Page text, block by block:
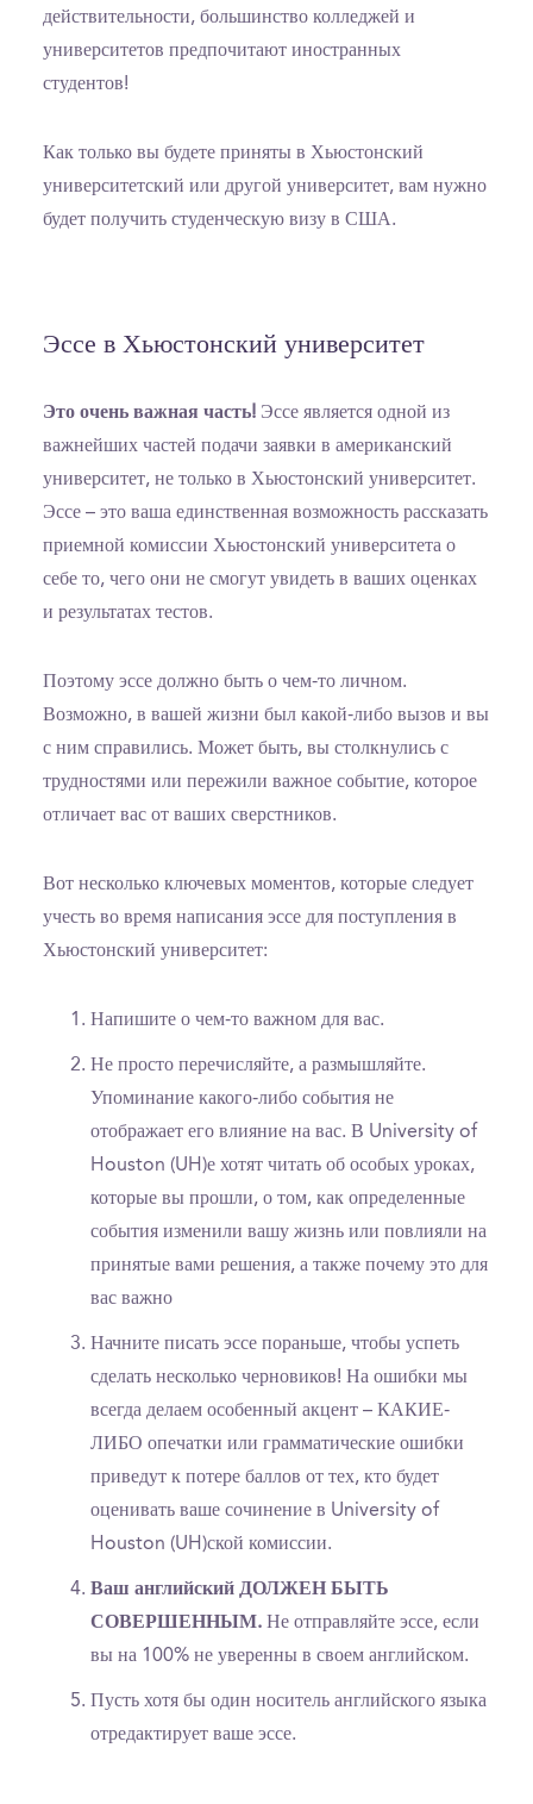
действительности, большинство колледжей и
университетов предпочитают иностранных
студентов!
Как только вы будете приняты в Хьюстонский
университетский или другой университет, вам нужно
будет получить студенческую визу в США.
Эссе в Хьюстонский университет
Это очень важная часть! Эссе является одной из
важнейших частей подачи заявки в американский
университет, не только в Хьюстонский университет.
Эссе – это ваша единственная возможность рассказать
приемной комиссии Хьюстонский университета о
себе то, чего они не смогут увидеть в ваших оценках
и результатах тестов.
Поэтому эссе должно быть о чем-то личном.
Возможно, в вашей жизни был какой-либо вызов и вы
с ним справились. Может быть, вы столкнулись с
трудностями или пережили важное событие, которое
отличает вас от ваших сверстников.
Вот несколько ключевых моментов, которые следует
учесть во время написания эссе для поступления в
Хьюстонский университет:
Напишите о чем-то важном для вас.
Не просто перечисляйте, а размышляйте.
Упоминание какого-либо события не
отображает его влияние на вас. В University of
Houston (UH)е хотят читать об особых уроках,
которые вы прошли, о том, как определенные
события изменили вашу жизнь или повлияли на
принятые вами решения, а также почему это для
вас важно
Начните писать эссе пораньше, чтобы успеть
сделать несколько черновиков! На ошибки мы
всегда делаем особенный акцент – КАКИЕ-
ЛИБО опечатки или грамматические ошибки
приведут к потере баллов от тех, кто будет
оценивать ваше сочинение в University of
Houston (UH)ской комиссии.
Ваш английский ДОЛЖЕН БЫТЬ
СОВЕРШЕННЫМ. Не отправляйте эссе, если
вы на 100% не уверенны в своем английском.
Пусть хотя бы один носитель английского языка
отредактирует ваше эссе.